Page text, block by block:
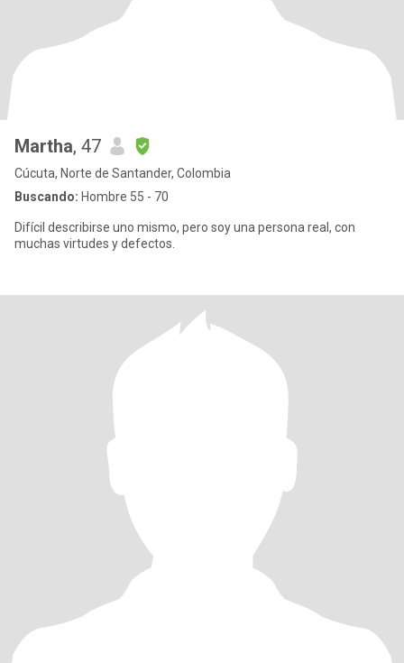
Martha, 47
Cúcuta, Norte de Santander, Colombia
Buscando: Hombre 55 - 70
Difícil describirse uno mismo, pero soy una persona real, con
muchas virtudes y defectos.